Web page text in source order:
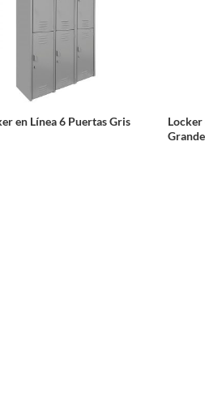
en Línea 6 Puertas Gris
Locker
Grande